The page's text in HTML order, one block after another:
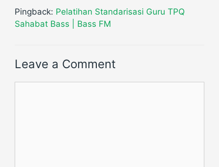
Pingback: Pelatihan Standarisasi Guru TPQ
Sahabat Bass | Bass FM
Leave a Comment